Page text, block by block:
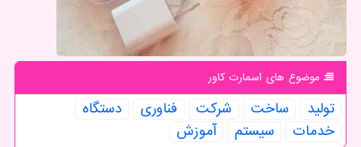
موضوع های اسمارت كاور
تولید ساخت شركت فناوری
دستگاه
خدمات
سیستم آموزش